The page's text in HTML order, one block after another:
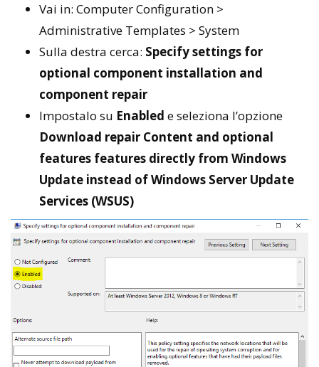
Vai in: Computer Configuration >
Administrative Templates > System
Sulla destra cerca: Specify settings for
optional component installation and
component repair
Impostalo su Enabled e seleziona l’opzione
Download repair Content and optional
features features directly from Windows
Update instead of Windows Server Update
Services (WSUS)